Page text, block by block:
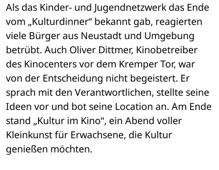
Als das Kinder- und Jugendnetzwerk das Ende
vom „Kulturdinner“ bekannt gab, reagierten
viele Bürger aus Neustadt und Umgebung
betrübt. Auch Oliver Dittmer, Kinobetreiber
des Kinocenters vor dem Kremper Tor, war
von der Entscheidung nicht begeistert. Er
sprach mit den Verantwortlichen, stellte seine
Ideen vor und bot seine Location an. Am Ende
stand „Kultur im Kino“, ein Abend voller
Kleinkunst für Erwachsene, die Kultur
genießen möchten.